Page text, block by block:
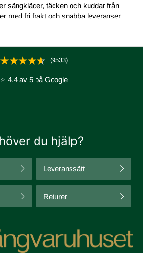
sängkläder, täcken och kuddar från
med fri frakt och snabba leveranser.
(9533)
⭐ 4.4 av 5 på Google
du hjälp?
Leveranssätt
Returer